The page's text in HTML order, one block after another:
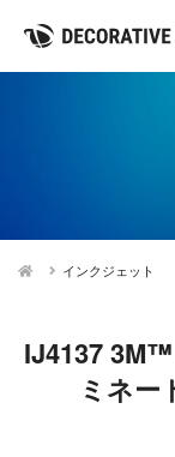
インクジェット
IJ4137
ミネー